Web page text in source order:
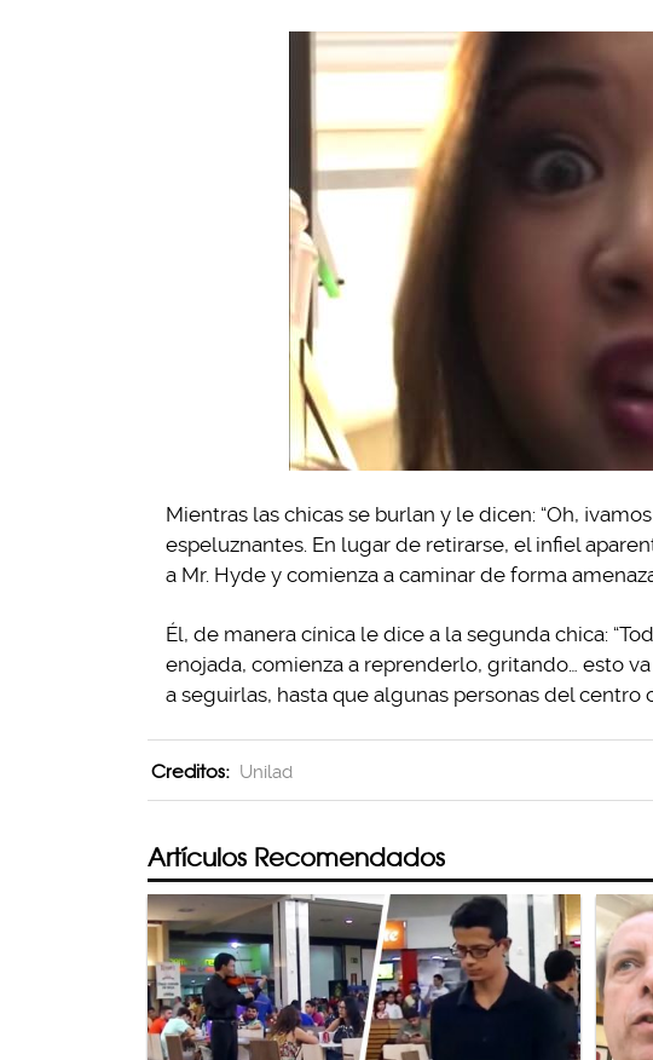
Mientras las chicas se burlan y le dicen: “Oh,
espeluznantes. En lugar de retirarse, el infiel
a Mr. Hyde y comienza a caminar de forma
Él, de manera cínica le dice a la segunda chica:
enojada, comienza a reprenderlo, gritando… esto
a seguirlas, hasta que algunas personas del
Creditos: Unilad
Artículos Recomendados